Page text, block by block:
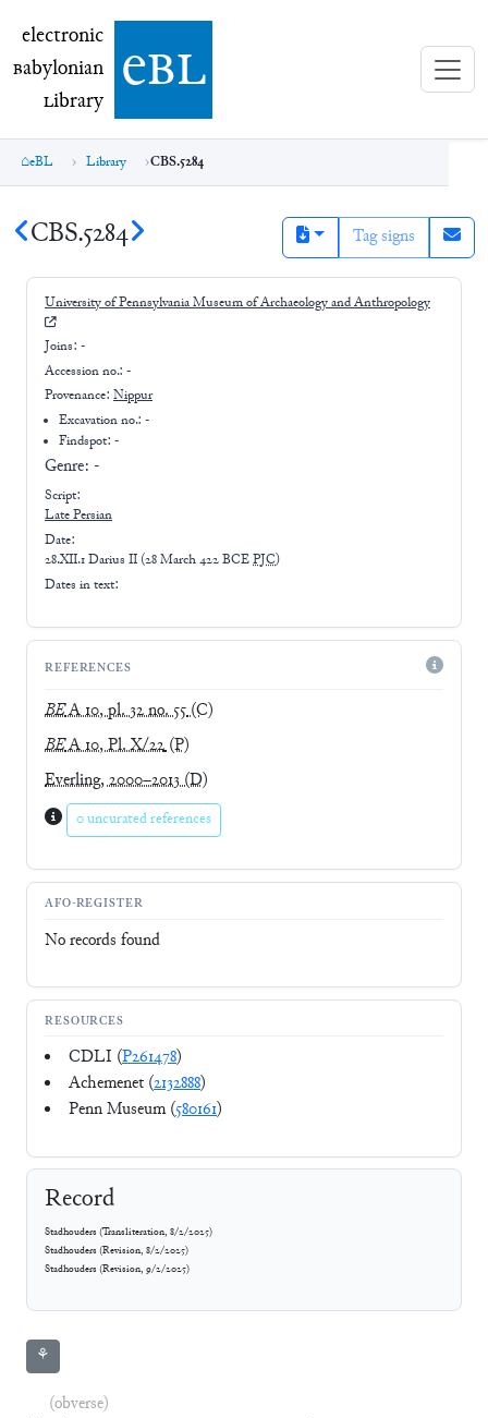
electronic Babylonian Library (eBL)
electronic
Babylonian
Library ebl
eBL Library CBS.5284
CBS.5284 Tag signs
University of Pennsylvania Museum of Archaeology and Anthropology
Joins: -
Accession no.: -
Provenance: Nippur
Excavation no.:-
Findspot: -
Genre: -
Script:
LatePersian
Date:
28.XII.1 Darius II (28 March 422 BCEPJC)
Dates in text:
REFERENCES
BEA 10, pl. 32 no. 55(C)
BEA 10, Pl. X/22(P)
Everling, 2000–2013(D)
0 uncurated references
AFO-REGISTER
No records found
RESOURCES
CDLI (P261478)
Achemenet (2132888)
Penn Museum (580161)
Record
Stadhouders (Transliteration, 8/2/2025)
Stadhouders (Revision, 8/2/2025)
Stadhouders (Revision, 9/2/2025)
⚘
(obverse)